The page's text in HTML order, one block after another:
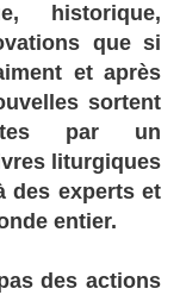
historique,
que si
et après
sortent
par un
liturgiques
des experts et
entier.
des actions